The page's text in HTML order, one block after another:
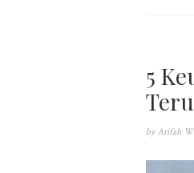
5
by Arifah